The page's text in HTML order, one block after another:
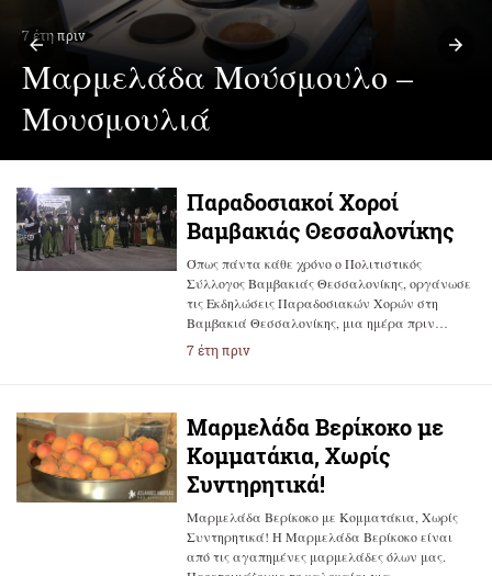
7 έτη πριν
Μαρμελάδα Μούσμουλο –
Μουσμουλιά
Παραδοσιακοί Χοροί
Βαμβακιάς Θεσσαλονίκης
Όπως πάντα κάθε χρόνο ο Πολιτιστικός
Σύλλογος Βαμβακιάς Θεσσαλονίκης, οργάνωσε
τις Εκδηλώσεις Παραδοσιακών Χορών στη
Βαμβακιά Θεσσαλονίκης, μια ημέρα πριν…
7 έτη πριν
Μαρμελάδα Βερίκοκο με
Κομματάκια, Χωρίς
Συντηρητικά!
Μαρμελάδα Βερίκοκο με Κομματάκια, Χωρίς
Συντηρητικά! Η Μαρμελάδα Βερίκοκο είναι
από τις αγαπημένες μαρμελάδες όλων μας.